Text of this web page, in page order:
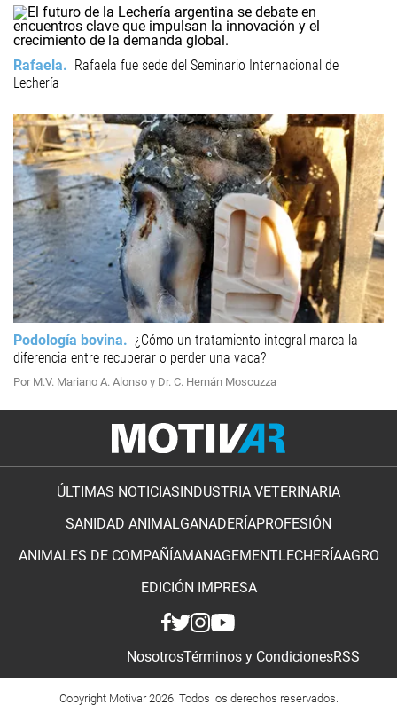
Rafaela
Rafaela fue sede del Seminario Internacional de
Lechería
Podología bovina
¿Cómo un tratamiento integral marca la
diferencia entre recuperar o perder una vaca?
Por M.V. Mariano A. Alonso y Dr. C. Hernán Moscuzza
ÚLTIMAS NOTICIASINDUSTRIA VETERINARIA
SANIDAD ANIMALGANADERÍAPROFESIÓN
ANIMALES DE COMPAÑÍAMANAGEMENTLECHERÍAAGRO
EDICIÓN IMPRESA
NosotrosTérminos y CondicionesRSS
Copyright Motivar 2026. Todos los derechos reservados.